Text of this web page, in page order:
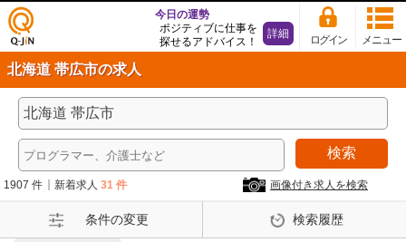
仕事
探し
の求
人サ
イト
Q-Ji
メニュー
ログイン
今日の運勢
ポジティブに仕事を
探せるアドバイス！
詳細
北海道 帯広市の求人
検索
1907 件 新着求人 31 件 画像付き求人を検索
条件の変更 検索履歴